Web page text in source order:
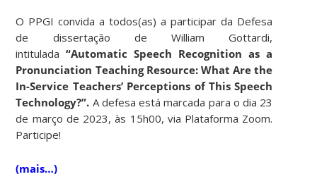
O PPGI convida a todos(as) a participar da Defesa
de dissertação de William Gottardi,
intitulada“Automatic Speech Recognition as a
Pronunciation Teaching Resource: What Are the
In-Service Teachers’ Perceptions of This Speech
Technology?”. A defesa está marcada para o dia 23
de março de 2023, às 15h00, via Plataforma Zoom.
Participe!
(mais…)